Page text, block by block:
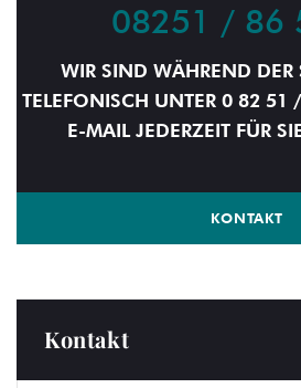
08251 / 86
WIR SIND WÄHREND DER
TELEFONISCH UNTER 0 82 51
E-MAIL JEDERZEIT FÜR
KONTAKT
Kontakt